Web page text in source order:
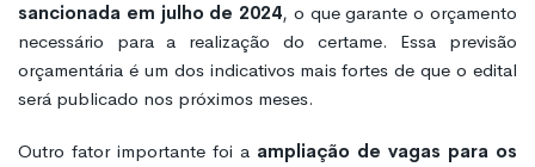
sancionada em julho de 2024, o que garante o orçamento
necessário para a realização do certame. Essa previsão
orçamentária é um dos indicativos mais fortes de que o edital
será publicado nos próximos meses.
Outro fator importante foi a ampliação de vagas para os